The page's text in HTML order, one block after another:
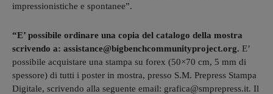
impressionistiche e spontanee”.
“E’ possibile ordinare una copia del catalogo della mostra
scrivendo a: assistance@bigbenchcommunityproject.org. E’
possibile acquistare una stampa su forex (50×70 cm, 5 mm di
spessore) di tutti i poster in mostra, presso S.M. Prepress Stampa
Digitale, scrivendo alla seguente email: grafica@smprepress.it. Il